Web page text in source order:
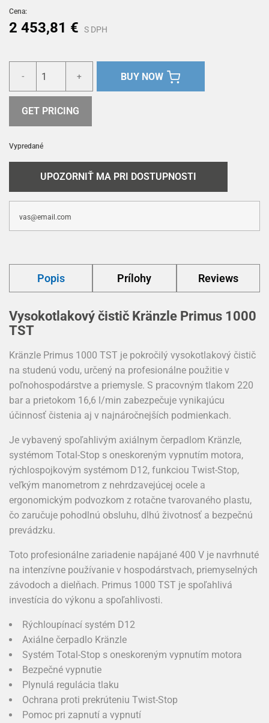
Cena:
2 453,81 € S DPH
- + BUY NOW
GET PRICING
Vypredané
UPOZORNIŤ MA PRI DOSTUPNOSTI
Popis Prílohy Reviews
Vysokotlakový čistič Kränzle Primus 1000
TST
Kränzle Primus 1000 TST je pokročilý vysokotlakový čistič
na studenú vodu, určený na profesionálne použitie v
poľnohospodárstve a priemysle. S pracovným tlakom 220
bar a prietokom 16,6 l/min zabezpečuje vynikajúcu
účinnosť čistenia aj v najnáročnejších podmienkach.
Je vybavený spoľahlivým axiálnym čerpadlom Kränzle,
systémom Total-Stop s oneskoreným vypnutím motora,
rýchlospojkovým systémom D12, funkciou Twist-Stop,
veľkým manometrom z nehrdzavejúcej ocele a
ergonomickým podvozkom z rotačne tvarovaného plastu,
čo zaručuje pohodlnú obsluhu, dlhú životnosť a bezpečnú
prevádzku.
Toto profesionálne zariadenie napájané 400 V je navrhnuté
na intenzívne používanie v hospodárstvach, priemyselných
závodoch a dielňach. Primus 1000 TST je spoľahlivá
investícia do výkonu a spoľahlivosti.
Rýchloupínací systém D12
Axiálne čerpadlo Kränzle
Systém Total-Stop s oneskoreným vypnutím motora
Bezpečné vypnutie
Plynulá regulácia tlaku
Ochrana proti prekrúteniu Twist-Stop
Pomoc pri zapnutí a vypnutí